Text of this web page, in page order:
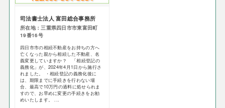
司法書士法人 富田総合事務所
所在地：三重県四日市市東富田町
19番16号
四日市市の相続不動産をお持ちの方へ
亡くなった親から相続した不動産、名
義変更していますか？ 「相続登記の
義務化」が、2024年4月1日から施行さ
れました。 ・相続登記の義務化後に
は、期限までに手続きを行わない場
合、最高で10万円の過料に処せられま
すので、お早めに変更の手続きをお勧
めいたします。 ...